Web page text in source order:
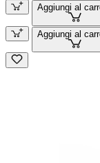
Aggiungi al
Aggiungi al